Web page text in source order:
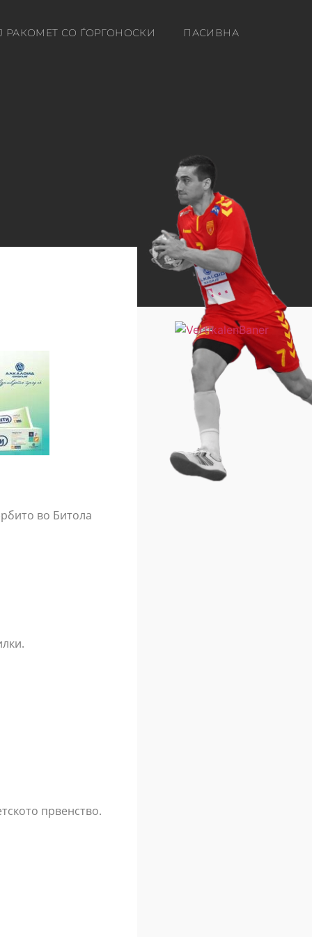
РАКОМЕТ СО ЃОРГОНОСКИ ПАСИВНА
во Битола
првенство.